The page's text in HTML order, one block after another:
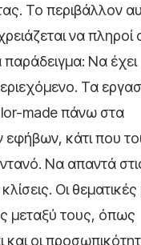
Το περιβάλλον
να πληροί
παράδειγμα: Να έχει
Τα
made πάνω στα
εφήβων, κάτι που
Να απαντά
Οι θεματικές
μεταξύ τους, όπως
και οι